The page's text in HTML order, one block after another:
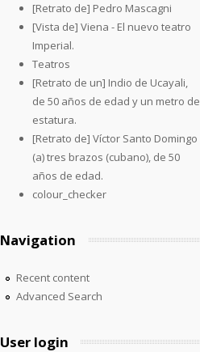
[Retrato de] Pedro Mascagni
[Vista de] Viena - El nuevo teatro
Imperial.
Teatros
[Retrato de un] Indio de Ucayali,
de 50 años de edad y un metro de
estatura.
[Retrato de] Víctor Santo Domingo
(a) tres brazos (cubano), de 50
años de edad.
colour_checker
Navigation
Recent content
Advanced Search
User login